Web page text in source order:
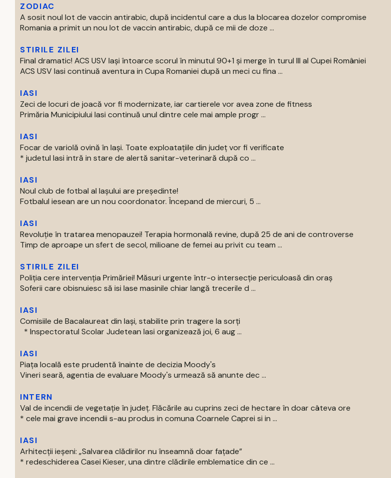
ZODIAC
A sosit noul lot de vaccin antirabic, după incidentul care a dus la blocarea dozelor compromise
Romania a primit un nou lot de vaccin antirabic, după ce mii de doze ...
STIRILE ZILEI
Final dramatic! ACS USV Iași întoarce scorul în minutul 90+1 și merge în turul III al Cupei României
ACS USV Iasi continuă aventura in Cupa Romaniei după un meci cu fina ...
IASI
Zeci de locuri de joacă vor fi modernizate, iar cartierele vor avea zone de fitness
Primăria Municipiului Iasi continuă unul dintre cele mai ample progr ...
IASI
Focar de variolă ovină în Iași. Toate exploatațiile din județ vor fi verificate
* judetul Iasi intră in stare de alertă sanitar-veterinară după co ...
IASI
Noul club de fotbal al Iașului are președinte!
Fotbalul iesean are un nou coordonator. Începand de miercuri, 5 ...
IASI
Revoluție în tratarea menopauzei! Terapia hormonală revine, după 25 de ani de controverse
Timp de aproape un sfert de secol, milioane de femei au privit cu team ...
STIRILE ZILEI
Poliția cere intervenția Primăriei! Măsuri urgente într-o intersecție periculoasă din oraș
Soferii care obisnuiesc să isi lase masinile chiar langă trecerile d ...
IASI
Comisiile de Bacalaureat din Iași, stabilite prin tragere la sorți
* Inspectoratul Scolar Judetean Iasi organizează joi, 6 aug ...
IASI
Piața locală este prudentă înainte de decizia Moody's
Vineri seară, agentia de evaluare Moody's urmează să anunte dec ...
INTERN
Val de incendii de vegetație în județ. Flăcările au cuprins zeci de hectare în doar câteva ore
* cele mai grave incendii s-au produs in comuna Coarnele Caprei si in ...
IASI
Arhitecții ieșeni: „Salvarea clădirilor nu înseamnă doar fațade”
* redeschiderea Casei Kieser, una dintre clădirile emblematice din ce ...